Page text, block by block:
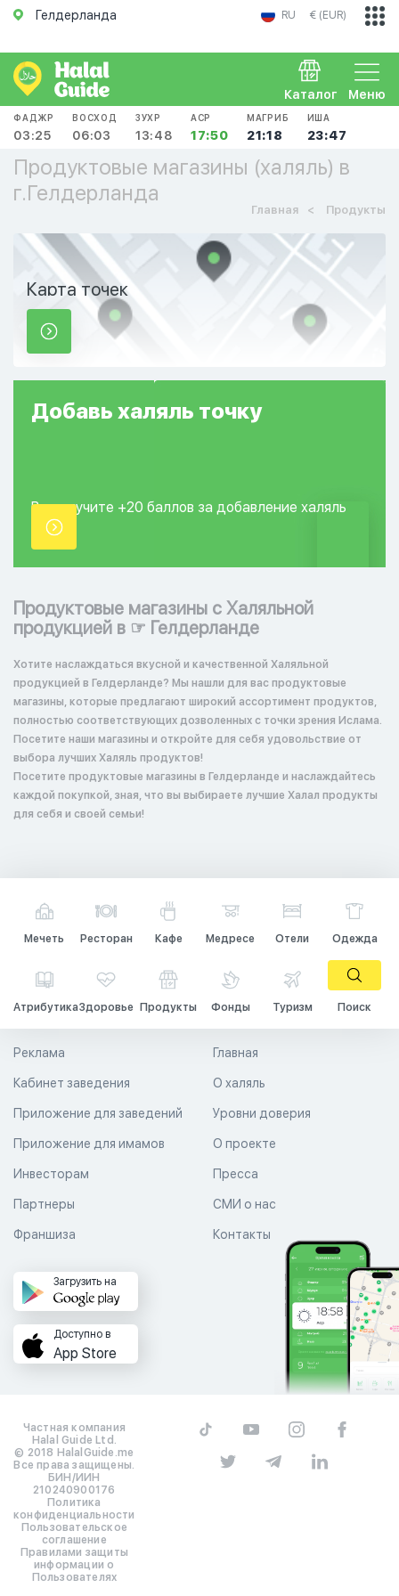
Гелдерланда RU € (EUR)
Меню
Каталог
ФАДЖР
03:25
ВОСХОД
06:03
ЗУХР
13:48
АСР
17:50
МАГРИБ
21:18
ИША
23:47
Продуктовые магазины (халяль) в
г.Гелдерланда
Главная Продукты
Карта точек
Добавь халяль точку
Вы получите +20 баллов за добавление халяль
точки.
Продуктовые магазины с Халяльной
продукцией в ☞ Гелдерланде
Хотите наслаждаться вкусной и качественной Халяльной
продукцией в Гелдерланде? Мы нашли для вас продуктовые
магазины, которые предлагают широкий ассортимент продуктов,
полностью соответствующих дозволенных с точки зрения Ислама.
Посетите наши магазины и откройте для себя удовольствие от
выбора лучших Халяль продуктов!
Посетите продуктовые магазины в Гелдерланде и наслаждайтесь
каждой покупкой, зная, что вы выбираете лучшие Халал продукты
для себя и своей семьи!
Мечеть Ресторан Кафе Медресе Отели Одежда
АтрибутикаЗдоровье Продукты Фонды Туризм Поиск
Главная
О халяль
Уровни доверия
Реклама
Кабинет заведения
Приложение для заведений
Приложение для имамов О проекте
Пресса
СМИ о нас
Контакты
Инвесторам
Партнеры
Франшиза
Загрузить на
Доступно в
App Store
Частная компания
Halal Guide Ltd.
© 2018 HalalGuide.me
Все права защищены.
БИН/ИИН
210240900176
Политика
конфиденциальности
Пользовательское
соглашение
Правилами защиты
информации о
Пользователях